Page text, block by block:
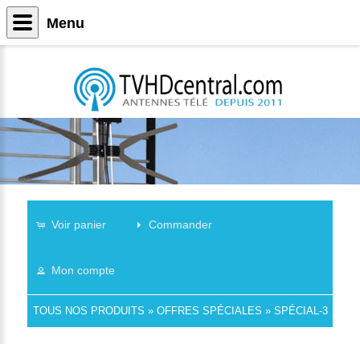
Voir panier Commander
Mon compte
TOUS NOS PRODUITS » OFFRES SPÉCIALES » SPÉCIAL-3
Menu